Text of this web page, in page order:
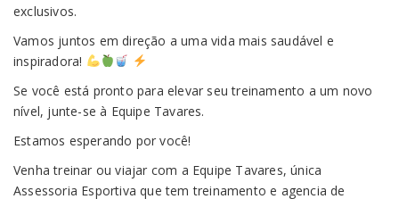
exclusivos.
Vamos juntos em direção a uma vida mais saudável e
inspiradora!
Se você está pronto para elevar seu treinamento a um novo
nível, junte-se à Equipe Tavares.
Estamos esperando por você!
Venha treinar ou viajar com a Equipe Tavares, única
Assessoria Esportiva que tem treinamento e agencia de